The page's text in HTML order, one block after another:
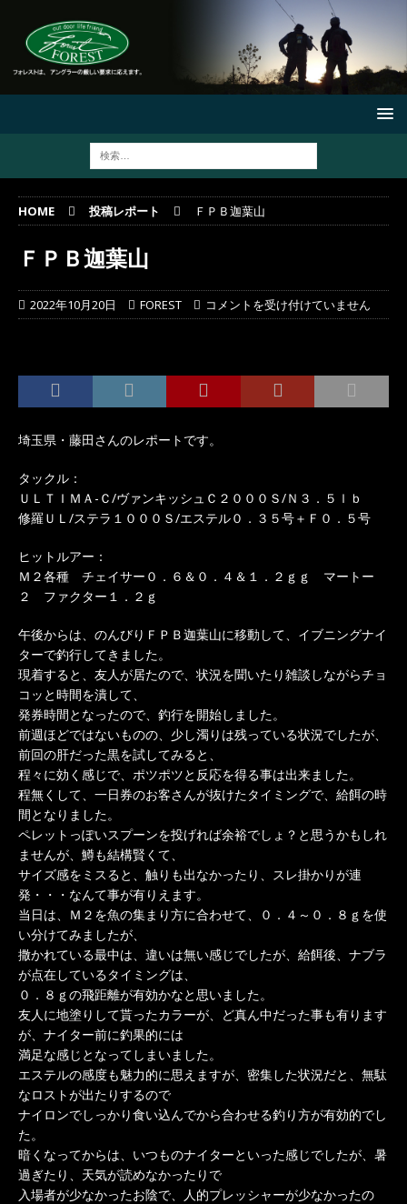
HOME 投稿レポート ＦＰＢ迦葉山
ＦＰＢ迦葉山
2022年10月20日 FOREST コメントを受け付けていません
埼玉県・藤田さんのレポートです。
タックル：
ＵＬＴＩＭＡ-Ｃ/ヴァンキッシュＣ２０００Ｓ/Ｎ３．５ｌｂ
修羅ＵＬ/ステラ１０００Ｓ/エステル０．３５号＋Ｆ０．５号
ヒットルアー：
Ｍ２各種 チェイサー０．６＆０．４＆１．２ｇｇ マートー
２ ファクター１．２ｇ
午後からは、のんびりＦＰＢ迦葉山に移動して、イブニングナイ
ターで釣行してきました。
現着すると、友人が居たので、状況を聞いたり雑談しながらチョ
コッと時間を潰して、
発券時間となったので、釣行を開始しました。
前週ほどではないものの、少し濁りは残っている状況でしたが、
前回の肝だった黒を試してみると、
程々に効く感じで、ポツポツと反応を得る事は出来ました。
程無くして、一日券のお客さんが抜けたタイミングで、給餌の時
間となりました。
ペレットっぽいスプーンを投げれば余裕でしょ？と思うかもしれ
ませんが、鱒も結構賢くて、
サイズ感をミスると、触りも出なかったり、スレ掛かりが連
発・・・なんて事が有りえます。
当日は、Ｍ２を魚の集まり方に合わせて、０．４～０．８ｇを使
い分けてみましたが、
撒かれている最中は、違いは無い感じでしたが、給餌後、ナブラ
が点在しているタイミングは、
０．８ｇの飛距離が有効かなと思いました。
友人に地塗りして貰ったカラーが、ど真ん中だった事も有ります
が、ナイター前に釣果的には
満足な感じとなってしまいました。
エステルの感度も魅力的に思えますが、密集した状況だと、無駄
なロストが出たりするので
ナイロンでしっかり食い込んでから合わせる釣り方が有効的でし
た。
暗くなってからは、いつものナイターといった感じでしたが、暑
過ぎたり、天気が読めなかったりで
入場者が少なかったお陰で、人的プレッシャーが少なかったの